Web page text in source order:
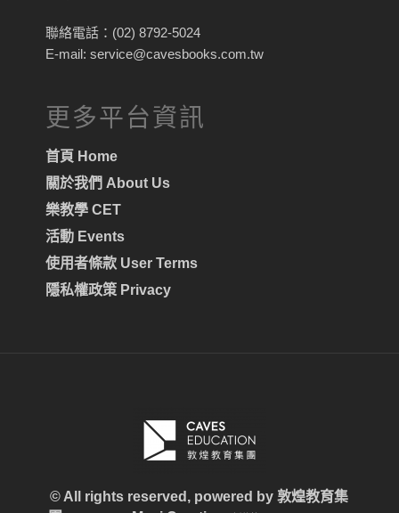
聯絡電話：(02) 8792-5024
E-mail: service@cavesbooks.com.tw
更多平台資訊
首頁 Home
關於我們 About Us
樂教學 CET
活動 Events
使用者條款 User Terms
隱私權政策 Privacy
© All rights reserved, powered by敦煌教育集